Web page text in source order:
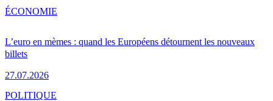
L’euro en mèmes : quand les Européens détournent les nouveaux
billets
27.07.2026
ÉCONOMIE
POLITIQUE